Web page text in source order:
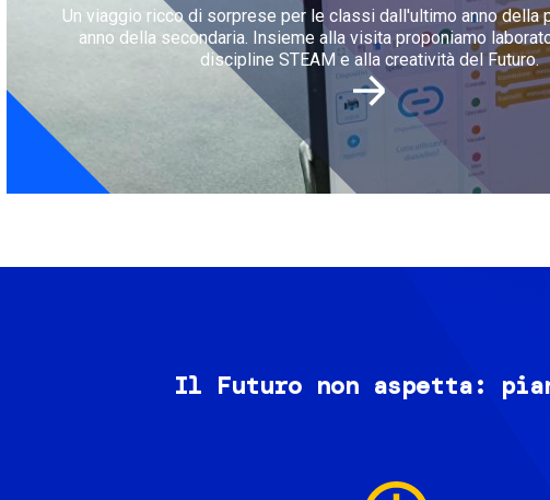
Un viaggio ricco di sorprese per le classi dall'ultimo anno della
anno della secondaria. Insieme alla visita proponiamo
discipline STEAM e alla creatività del Futuro.
Il Futuro non aspetta: